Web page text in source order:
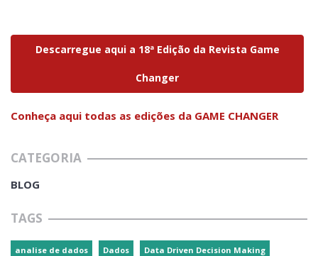
Descarregue aqui a 18ª Edição da Revista Game
Changer
Conheça aqui todas as edições da GAME CHANGER
CATEGORIA
BLOG
TAGS
analise de dados Dados Data Driven Decision Making